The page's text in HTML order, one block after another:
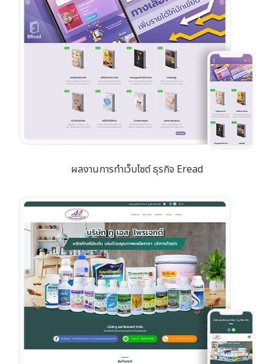
ผลงานการทำเว็บไซต์ ธุรกิจ Eread